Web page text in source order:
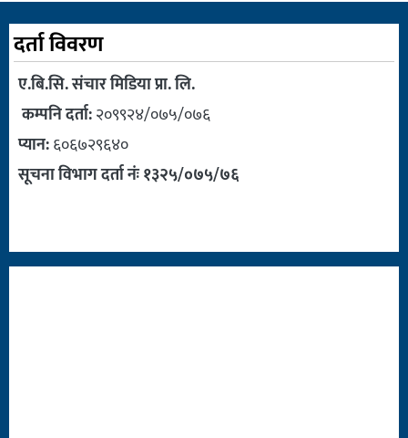
दर्ता विवरण
ए.बि.सि. संचार मिडिया प्रा. लि.
कम्पनि दर्ता:२०९९२४/०७५/०७६
प्यान:६०६७२९६४०
सूचना विभाग दर्ता नंः १३२५/०७५/७६